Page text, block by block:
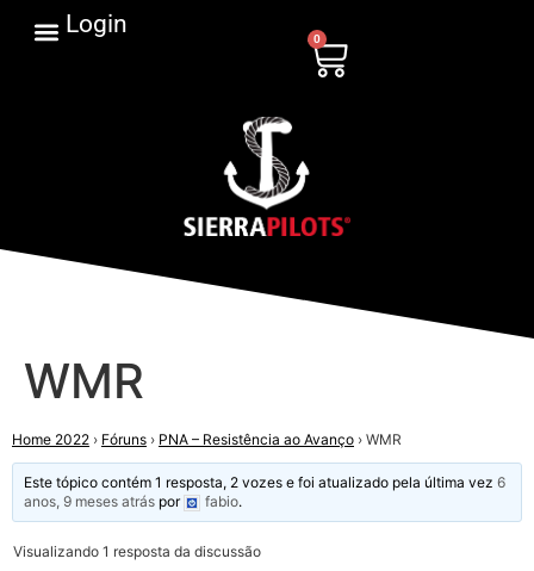
Login
0
WMR
Home 2022 › Fóruns › PNA – Resistência ao Avanço › WMR
Este tópico contém 1 resposta, 2 vozes e foi atualizado pela última vez6
anos, 9 meses atrás por fabio.
Visualizando 1 resposta da discussão